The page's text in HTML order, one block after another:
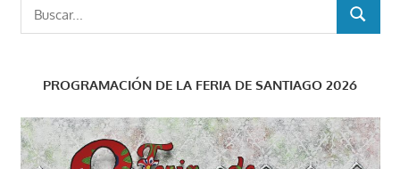
BUSCAR
PROGRAMACIÓN DE LA FERIA DE SANTIAGO 2026